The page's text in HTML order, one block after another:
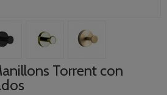
Torrent con